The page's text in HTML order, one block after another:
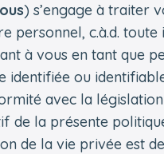
) s’engage à traiter
personnel, c.à.d.
à vous en tant que
identifiée ou
avec la
de la présente
de la vie privée est